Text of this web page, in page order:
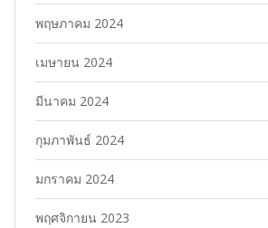
พฤษภาคม 2024
เมษายน 2024
มีนาคม 2024
กุมภาพันธ์ 2024
มกราคม 2024
พฤศจิกายน 2023